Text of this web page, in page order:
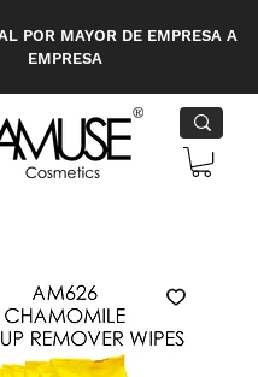
POR MAYOR DE EMPRESA A
EMPRESA